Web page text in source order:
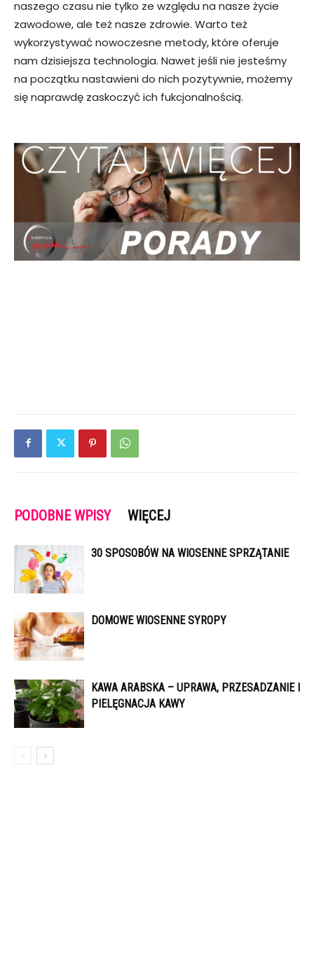
naszego czasu nie tylko ze względu na nasze życie
zawodowe, ale też nasze zdrowie. Warto też
wykorzystywać nowoczesne metody, które oferuje
nam dzisiejsza technologia. Nawet jeśli nie jesteśmy
na początku nastawieni do nich pozytywnie, możemy
się naprawdę zaskoczyć ich fukcjonalnością.
PODOBNE WPISY WIĘCEJ
30 SPOSOBÓW NA WIOSENNE SPRZĄTANIE
DOMOWE WIOSENNE SYROPY
KAWA ARABSKA – UPRAWA, PRZESADZANIE I
PIELĘGNACJA KAWY